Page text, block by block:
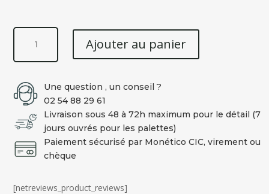
quantité
COUSSIN
Rectangulaire
GRIS
TAUPE
Ajouter au panier
Une question , un conseil ?
02 54 88 29 61
Livraison sous 48 à 72h maximum pour le détail (7
jours ouvrés pour les palettes)
Paiement sécurisé par Monético CIC, virement ou
chèque
[netreviews_product_reviews]